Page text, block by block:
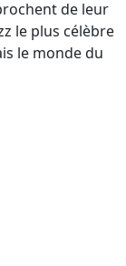
de leur
le plus célèbre
le monde du